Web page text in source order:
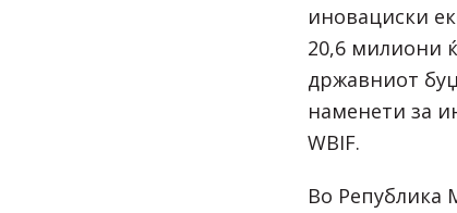
иновациски
20,6 милиони
државниот
наменети за
WBIF.
Во Република